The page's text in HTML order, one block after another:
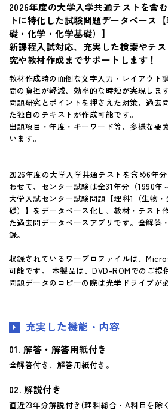
お買い物ガイド
よくあるご質問
体験版・製品資料について
購入後のサポートについて
お問い合せ
2026年度の大学入学共通テストを含
トに特化した試験問題データベース
礎・化学・化学基礎）】
新課程入試対応、充実した検索やテ
究や教材作成までサポートします！
教材作成時の面倒な文字入力・レイアウト
間の負担が軽減、効率的な時短が実現します
問題研究とポイントを押さえた対策、過去
た独自のテキストが作成可能です。
出題項目・年度・キーワード等、多様な要
います。
2026年度の大学入学共通テストを含め6年
わせて、センター試験は全31年分（1990年
大学入試センター試験問題【理科1（生物
礎）】をデータベース化し、教材・テスト
た過去問データベースアプリです。全解答
録。
収録されているワープロファイルは、
可能です。 本製品は、DVD-ROMでのご提
問題データのコピーの際は光学ドライブが
充実した機能・内容
解答・解答用紙付き
全解答付き、解答用紙付き。
解説付き
直近23年分解説付き(理科総合・A科目を除